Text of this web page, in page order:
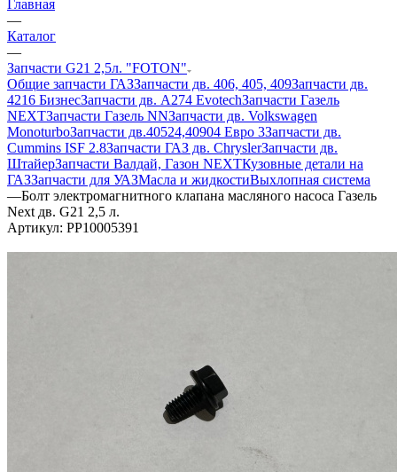
Главная
—
Каталог
—
Запчасти G21 2,5л. "FOTON"
Общие запчасти ГАЗЗапчасти дв. 406, 405, 409Запчасти дв.
4216 БизнесЗапчасти дв. A274 EvotechЗапчасти Газель
NEXTЗапчасти Газель NNЗапчасти дв. Volkswagen
MonoturboЗапчасти дв.40524,40904 Евро 3Запчасти дв.
Cummins ISF 2.8Запчасти ГАЗ дв. ChryslerЗапчасти дв.
ШтайерЗапчасти Валдай, Газон NEXTКузовные детали на
ГАЗЗапчасти для УАЗМасла и жидкостиВыхлопная система
—Болт электромагнитного клапана масляного насоса Газель
Next дв. G21 2,5 л.
Артикул: PP10005391